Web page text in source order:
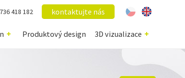
Produktový design 3D vizualizace
418 182 kontaktujte nás